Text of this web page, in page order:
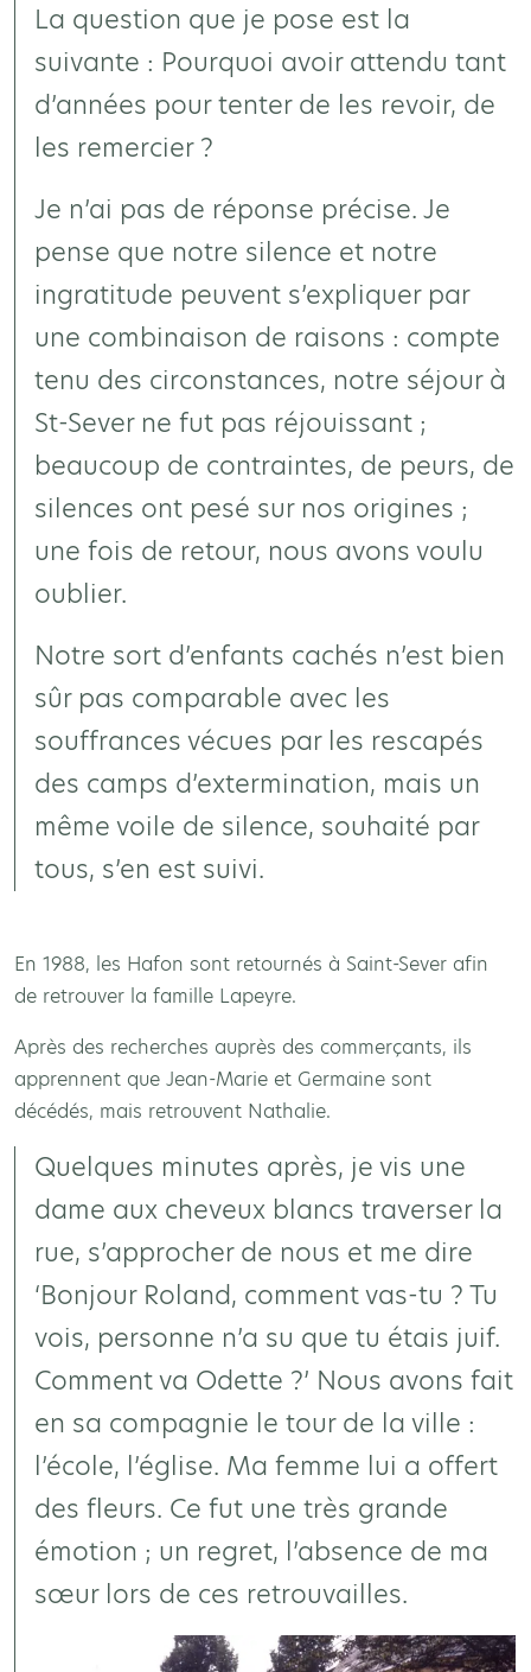
La question que je pose est la
suivante : Pourquoi avoir attendu tant
d’années pour tenter de les revoir, de
les remercier ?
Je n’ai pas de réponse précise. Je
pense que notre silence et notre
ingratitude peuvent s’expliquer par
une combinaison de raisons : compte
tenu des circonstances, notre séjour à
St-Sever ne fut pas réjouissant ;
beaucoup de contraintes, de peurs, de
silences ont pesé sur nos origines ;
une fois de retour, nous avons voulu
oublier.
Notre sort d’enfants cachés n’est bien
sûr pas comparable avec les
souffrances vécues par les rescapés
des camps d’extermination, mais un
même voile de silence, souhaité par
tous, s’en est suivi.
En 1988, les Hafon sont retournés à Saint-Sever afin
de retrouver la famille Lapeyre.
Après des recherches auprès des commerçants, ils
apprennent que Jean-Marie et Germaine sont
décédés, mais retrouvent Nathalie.
Quelques minutes après, je vis une
dame aux cheveux blancs traverser la
rue, s’approcher de nous et me dire
‘Bonjour Roland, comment vas-tu ? Tu
vois, personne n’a su que tu étais juif.
Comment va Odette ?’ Nous avons fait
en sa compagnie le tour de la ville :
l’école, l’église. Ma femme lui a offert
des fleurs. Ce fut une très grande
émotion ; un regret, l’absence de ma
sœur lors de ces retrouvailles.